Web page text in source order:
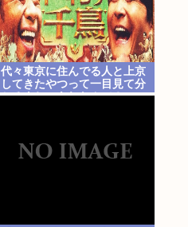
代々東京に住んでる人と上京
してきたやつって一目見て分
かるよね。あれなんで？